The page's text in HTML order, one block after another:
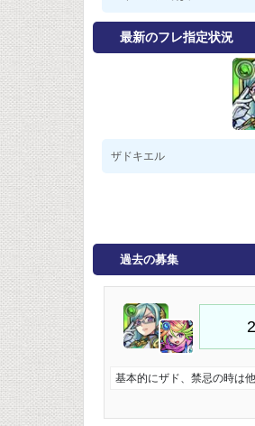
最新のフレ指定状況
ザドキエル
過去の募集
基本的にザド、禁忌の時は